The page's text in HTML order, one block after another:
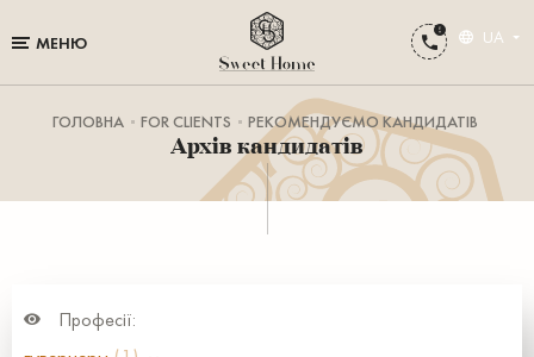
МЕНЮ UA
ГОЛОВНА FOR CLIENTS РЕКОМЕНДУЄМО КАНДИДАТІВ
Архів кандидатів
Професії: